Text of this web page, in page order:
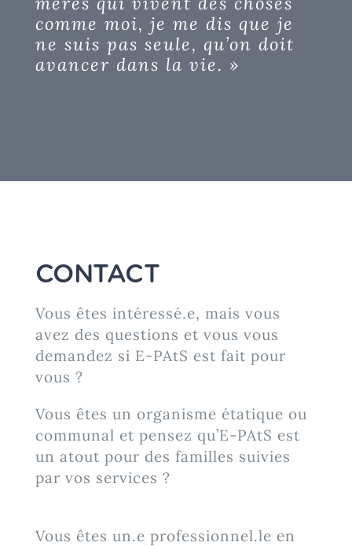
comme moi, je me dis que je
ne suis pas seule, qu’on doit
avancer dans la vie. »
CONTACT
Vous êtes intéressé.e, mais vous
avez des questions et vous vous
demandez si E-PAtS est fait pour
vous ?
Vous êtes un organisme étatique ou
communal et pensez qu’E-PAtS est
un atout pour des familles suivies
par vos services ?
Vous êtes un.e professionnel.le en